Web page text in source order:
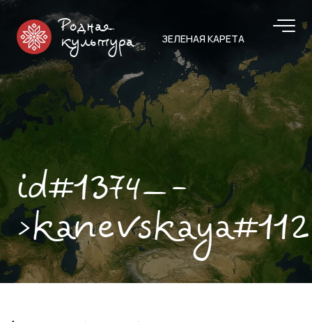
Родная
культура
ЗЕЛЕНАЯ КАРЕТА
id#1374—-
>kanevskaya#112